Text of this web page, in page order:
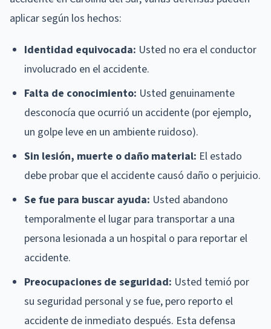
aplicar según los hechos:
Identidad equivocada: Usted no era el conductor
involucrado en el accidente.
Falta de conocimiento: Usted genuinamente
desconocía que ocurrió un accidente (por ejemplo,
un golpe leve en un ambiente ruidoso).
Sin lesión, muerte o daño material: El estado
debe probar que el accidente causó daño o perjuicio.
Se fue para buscar ayuda: Usted abandono
temporalmente el lugar para transportar a una
persona lesionada a un hospital o para reportar el
accidente.
Preocupaciones de seguridad: Usted temió por
su seguridad personal y se fue, pero reporto el
accidente de inmediato después. Esta defensa